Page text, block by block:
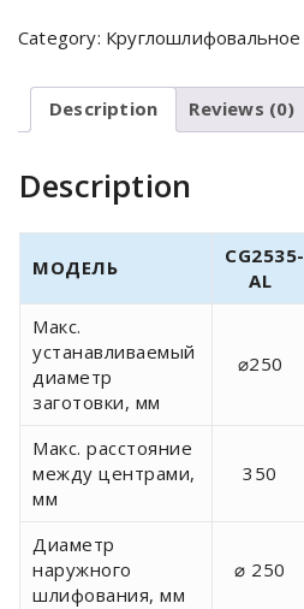
Category: Круглошлифовальное
Description Reviews (0)
Description
МОДЕЛЬ
CG2535-
AL
Макс.
устанавливаемый
диаметр
заготовки, мм
⌀250
Макс. расстояние
между центрами,
мм
350
Диаметр
наружного
шлифования, мм
⌀ 250